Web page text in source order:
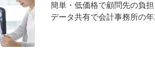
簡単・低価格で顧問先の負担
データ共有で会計事務所の年